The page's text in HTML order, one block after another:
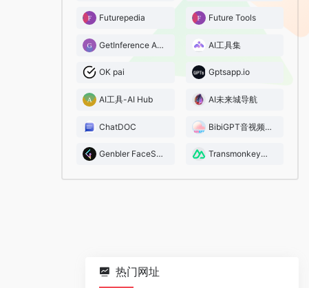
Futurepedia Future Tools
GetInference AI Radar AI工具集
OK pai Gptsapp.io
AI工具-AI Hub AI未来城导航
ChatDOC BibiGPT音视频助理
Genbler FaceSwap Transmonkey翻译
热门网址